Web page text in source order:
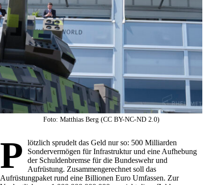
Foto: Matthias Berg (CC BY-NC-ND 2.0)
P
lötzlich sprudelt das Geld nur so: 500 Milliarden
Sondervermögen für Infrastruktur und eine Aufhebung
der Schuldenbremse für die Bundeswehr und
Aufrüstung. Zusammengerechnet soll das
Aufrüstungpaket rund eine Billionen Euro Umfassen. Zur